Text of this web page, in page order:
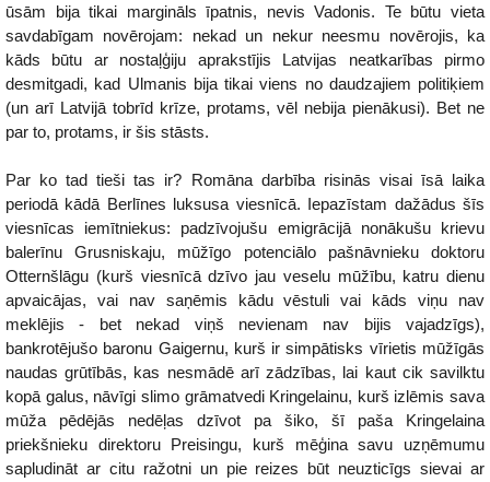
ūsām bija tikai margināls īpatnis, nevis Vadonis. Te būtu vieta
savdabīgam novērojam: nekad un nekur neesmu novērojis, ka
kāds būtu ar nostaļģiju aprakstījis Latvijas neatkarības pirmo
desmitgadi, kad Ulmanis bija tikai viens no daudzajiem politiķiem
(un arī Latvijā tobrīd krīze, protams, vēl nebija pienākusi). Bet ne
par to, protams, ir šis stāsts.
Par ko tad tieši tas ir? Romāna darbība risinās visai īsā laika
periodā kādā Berlīnes luksusa viesnīcā. Iepazīstam dažādus šīs
viesnīcas iemītniekus: padzīvojušu emigrācijā nonākušu krievu
balerīnu Grusniskaju, mūžīgo potenciālo pašnāvnieku doktoru
Otternšlāgu (kurš viesnīcā dzīvo jau veselu mūžību, katru dienu
apvaicājas, vai nav saņēmis kādu vēstuli vai kāds viņu nav
meklējis - bet nekad viņš nevienam nav bijis vajadzīgs),
bankrotējušo baronu Gaigernu, kurš ir simpātisks vīrietis mūžīgās
naudas grūtībās, kas nesmādē arī zādzības, lai kaut cik savilktu
kopā galus, nāvīgi slimo grāmatvedi Kringelainu, kurš izlēmis sava
mūža pēdējās nedēļas dzīvot pa šiko, šī paša Kringelaina
priekšnieku direktoru Preisingu, kurš mēģina savu uzņēmumu
sapludināt ar citu ražotni un pie reizes būt neuzticīgs sievai ar